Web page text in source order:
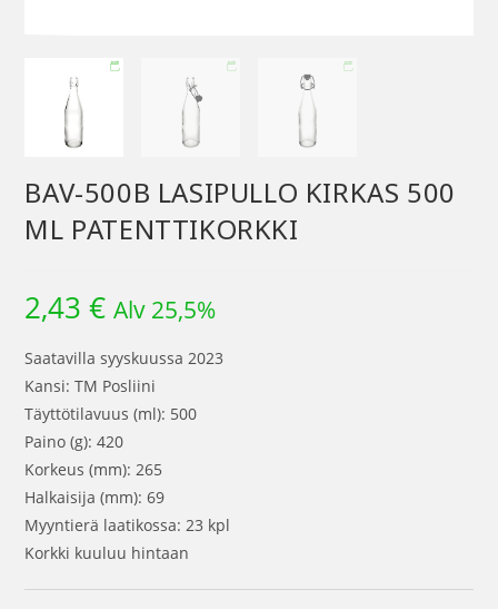
BAV-500B LASIPULLO KIRKAS 500
ML PATENTTIKORKKI
2,43€ Alv 25,5%
Saatavilla syyskuussa 2023
Kansi: TM Posliini
Täyttötilavuus (ml): 500
Paino (g): 420
Korkeus (mm): 265
Halkaisija (mm): 69
Myyntierä laatikossa: 23 kpl
Korkki kuuluu hintaan